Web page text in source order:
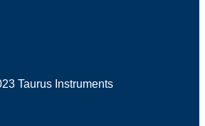
Taurus Instruments